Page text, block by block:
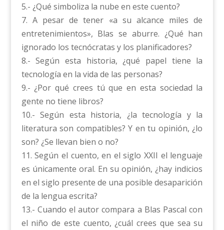
5.- ¿Qué simboliza la nube en este cuento?
7. A pesar de tener «a su alcance miles de
entretenimientos», Blas se aburre. ¿Qué han
ignorado los tecnócratas y los planificadores?
8.- Según esta historia, ¿qué papel tiene la
tecnología en la vida de las personas?
9.- ¿Por qué crees tú que en esta sociedad la
gente no tiene libros?
10.- Según esta historia, ¿la tecnología y la
literatura son compatibles? Y en tu opinión, ¿lo
son? ¿Se llevan bien o no?
11. Según el cuento, en el siglo XXII el lenguaje
es únicamente oral. En su opinión, ¿hay indicios
en el siglo presente de una posible desaparición
de la lengua escrita?
13.- Cuando el autor compara a Blas Pascal con
el niño de este cuento, ¿cuál crees que sea su